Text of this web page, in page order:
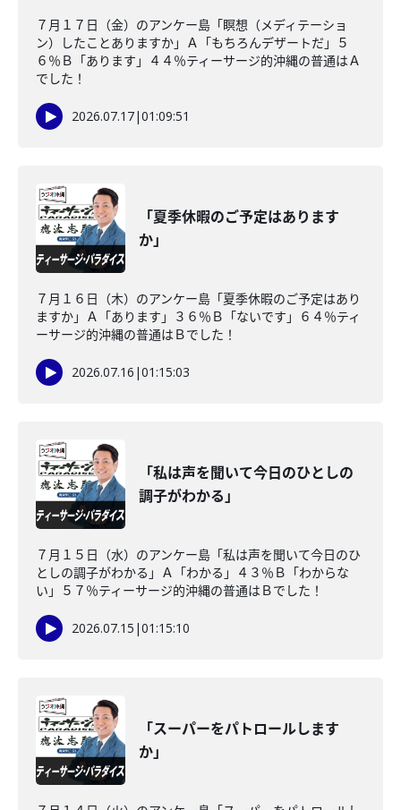
７月１７日（金）のアンケー島「瞑想（メディテーショ
ン）したことありますか」Ａ「もちろんデザートだ」５
６％Ｂ「あります」４４％ティーサージ的沖縄の普通はＡ
でした！
2026.07.17|01:09:51
「夏季休暇のご予定はあります
か」
７月１６日（木）のアンケー島「夏季休暇のご予定はあり
ますか」Ａ「あります」３６％Ｂ「ないです」６４％ティ
ーサージ的沖縄の普通はＢでした！
2026.07.16 |01:15:03
「私は声を聞いて今日のひとしの
調子がわかる」
７月１５日（水）のアンケー島「私は声を聞いて今日のひ
としの調子がわかる」Ａ「わかる」４３％Ｂ「わからな
い」５７％ティーサージ的沖縄の普通はＢでした！
2026.07.15 |01:15:10
「スーパーをパトロールします
か」